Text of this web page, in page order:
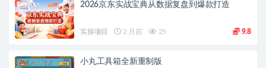
2026京东实战宝典从数据复盘到爆款打造
实操项目 2 月前 25 9.8
小丸工具箱全新重制版